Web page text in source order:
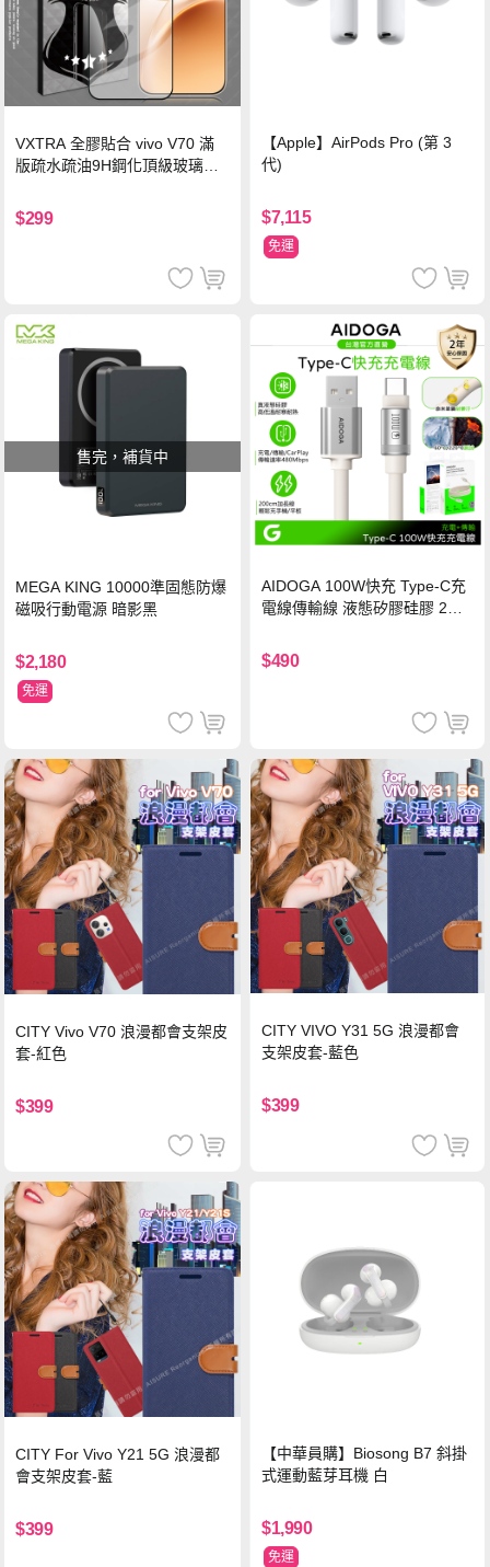
VXTRA 全膠貼合 vivo V70 滿
版疏水疏油9H鋼化頂級玻璃貼
$299
【Apple】AirPods Pro (第 3
代)
$7,115
免運
售完，補貨中
MEGA KING 10000準固態防爆
磁吸行動電源 暗影黑
$2,180
免運
AIDOGA 100W快充 Type-C充
電線傳輸線 液態矽膠硅膠 2M
$490
CITY Vivo V70 浪漫都會支架皮
套-紅色
$399
CITY VIVO Y31 5G 浪漫都會
支架皮套-藍色
$399
CITY For Vivo Y21 5G 浪漫都
會支架皮套-藍
$399
【中華員購】Biosong B7 斜掛
式運動藍芽耳機 白
$1,990
免運